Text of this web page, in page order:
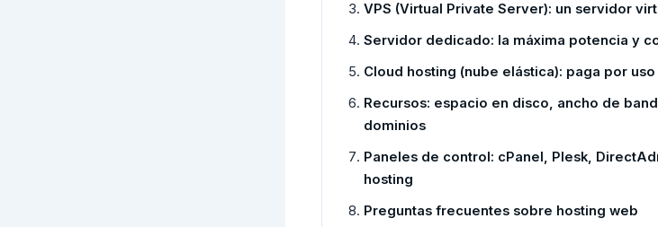
VPS (Virtual Private Server): un servidor
Servidor dedicado: la máxima potencia y
Cloud hosting (nube elástica): paga por
Recursos: espacio en disco, ancho de
dominios
Paneles de control: cPanel, Plesk,
hosting
Preguntas frecuentes sobre hosting web